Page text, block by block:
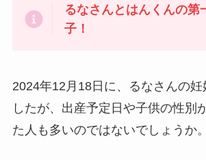
るなさんとはんくんの第
子！
2024年12月18日に、るなさんの妊
したが、出産予定日や子供の性別
た人も多いのではないでしょうか。